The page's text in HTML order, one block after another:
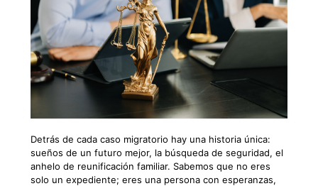
Detrás de cada caso migratorio hay una historia única:
sueños de un futuro mejor, la búsqueda de seguridad, el
anhelo de reunificación familiar. Sabemos que no eres
solo un expediente; eres una persona con esperanzas,